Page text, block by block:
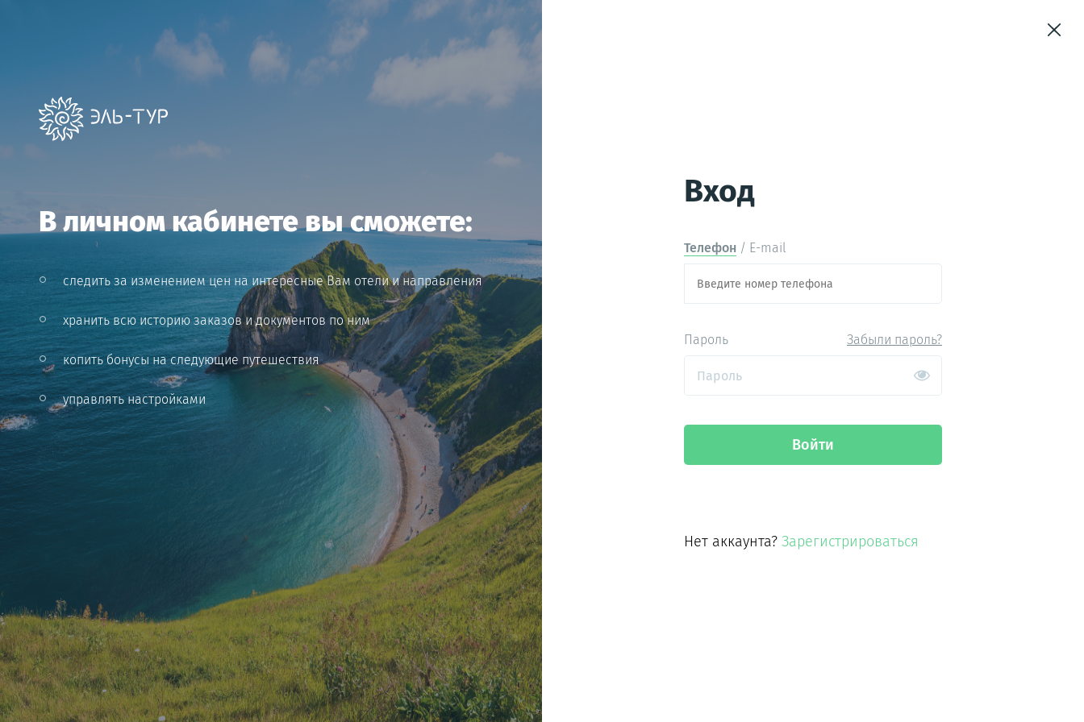
В личном кабинете вы сможете:
следить за изменением цен на интересные Вам отели и направления
хранить всю историю заказов и документов по ним
копить бонусы на следующие путешествия
управлять настройками
Вход
Телефон / E-mail
Пароль Забыли пароль?
Пароль
Войти
Нет аккаунта? Зарегистрироваться
Чат в мессенджерах
Эль-Тур - это туристическая компания нового
поколения. Мы используем все доступные сегодня
технологии чтобы сделать выбор, оплату и
бронирование Вашего путешествия максимально
Подписаться на рассылку:
Ваш E-mail
© 2023, «Эль-Тур»